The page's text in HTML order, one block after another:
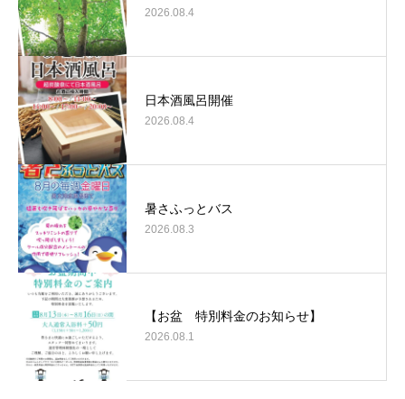
2026.08.4
日本酒風呂開催
2026.08.4
暑さふっとバス
2026.08.3
【お盆 特別料金のお知らせ】
2026.08.1